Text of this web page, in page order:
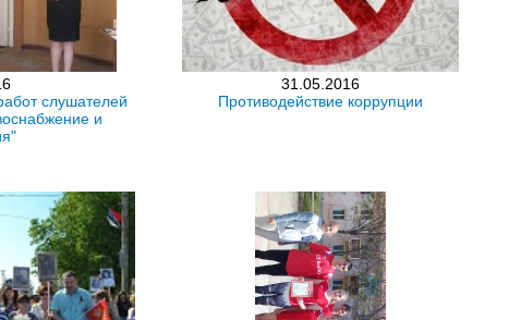
слушателей
и
31.05.2016
Противодействие коррупции